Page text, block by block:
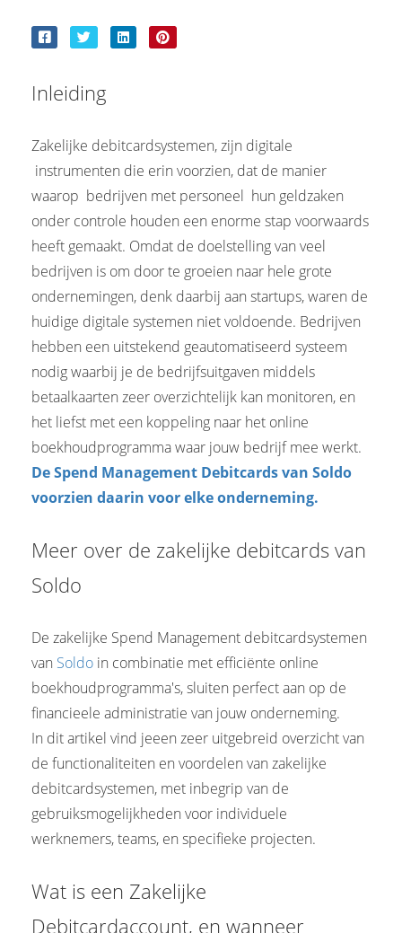
Inleiding
Zakelijke debitcardsystemen, zijn digitale
instrumenten die erin voorzien, dat de manier
waarop bedrijven met personeel hun geldzaken
onder controle houden een enorme stap voorwaards
heeft gemaakt. Omdat de doelstelling van veel
bedrijven is om door te groeien naar hele grote
ondernemingen, denk daarbij aan startups, waren de
huidige digitale systemen niet voldoende. Bedrijven
hebben een uitstekend geautomatiseerd systeem
nodig waarbij je de bedrijfsuitgaven middels
betaalkaarten zeer overzichtelijk kan monitoren, en
het liefst met een koppeling naar het online
boekhoudprogramma waar jouw bedrijf mee werkt.
De Spend Management Debitcards van Soldo
voorzien daarin voor elke onderneming.
Meer over de zakelijke debitcards van
Soldo
De zakelijke Spend Management debitcardsystemen
van Soldo in combinatie met efficiënte online
boekhoudprogramma's, sluiten perfect aan op de
financieele administratie van jouw onderneming.
In dit artikel vind jeeen zeer uitgebreid overzicht van
de functionaliteiten en voordelen van zakelijke
debitcardsystemen, met inbegrip van de
gebruiksmogelijkheden voor individuele
werknemers, teams, en specifieke projecten.
Wat is een Zakelijke
Debitcardaccount, en wanneer